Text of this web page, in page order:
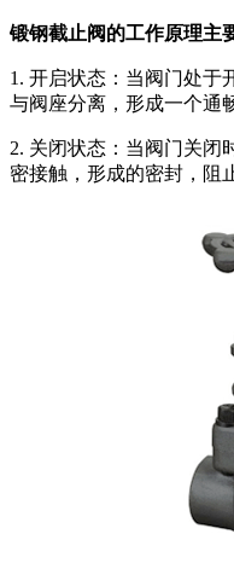
锻钢截止阀的工作原理主
1. 开启状态：当阀门处于
与阀座分离，形成一个通
2. 关闭状态：当阀门关闭
密接触，形成的密封，阻